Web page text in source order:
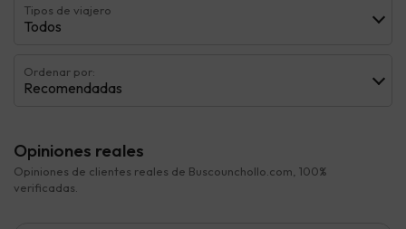
Tipos de viajero
Todos
Ordenar por:
Recomendadas
Opiniones reales
Opiniones de clientes reales de Buscounchollo.com, 100%
verificadas.